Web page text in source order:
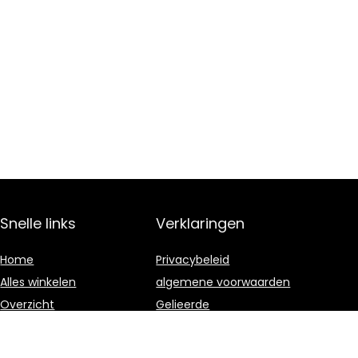
Snelle links
Home
Alles winkelen
Overzicht
Verklaringen
Privacybeleid
algemene voorwaarden
Gelieerde